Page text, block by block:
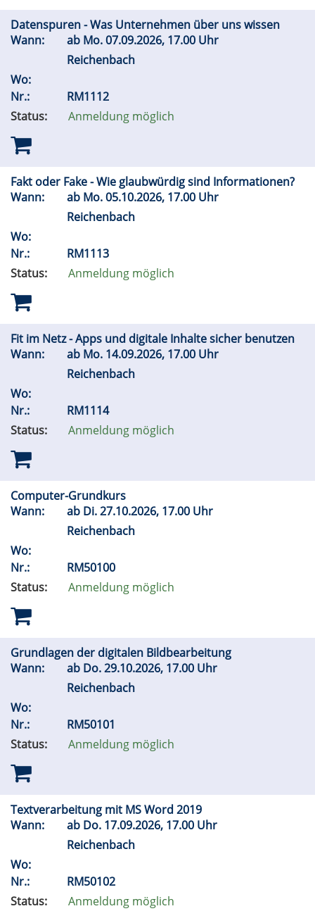
Datenspuren - Was Unternehmen über uns wissen
Wann:
ab Mo.07.09.2026, 17.00 Uhr
Reichenbach
Wo:
Nr.:
RM1112
Status:
Anmeldung möglich
Fakt oder Fake - Wie glaubwürdig sind Informationen?
Wann:
ab Mo.05.10.2026, 17.00 Uhr
Reichenbach
Wo:
Nr.:
RM1113
Status:
Anmeldung möglich
Fit im Netz - Apps und digitale Inhalte sicher benutzen
Wann:
ab Mo. 14.09.2026, 17.00 Uhr
Reichenbach
Wo:
Nr.:
RM1114
Status:
Anmeldung möglich
Computer-Grundkurs
Wann:
ab Di.27.10.2026, 17.00 Uhr
Reichenbach
Wo:
Nr.:
RM50100
Status:
Anmeldung möglich
Grundlagen der digitalen Bildbearbeitung
Wann:
ab Do.29.10.2026, 17.00 Uhr
Reichenbach
Wo:
Nr.:
RM50101
Status:
Anmeldung möglich
Textverarbeitung mit MS Word 2019
Wann:
ab Do. 17.09.2026, 17.00 Uhr
Reichenbach
Wo:
Nr.:
RM50102
Status:
Anmeldung möglich